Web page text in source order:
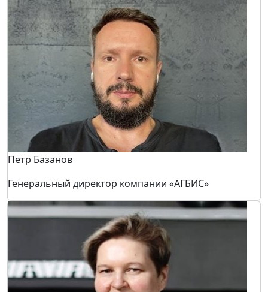
основатель Клининговой компании «ЧистоДел» (г.
Краснодар), руководитель Школы клининга
Марина Гейнц
эксперт-технолог ООО «ПетроЭксперт»,
преподаватель Академия Cleanprice, ОСХиП
Петр Базанов